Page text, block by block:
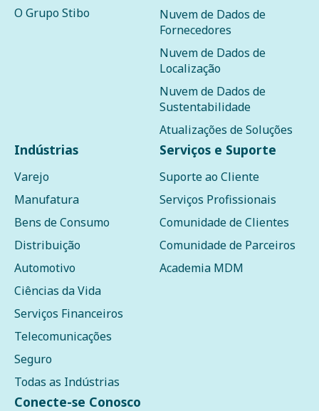
O Grupo Stibo
Nuvem de Dados de
Fornecedores
Nuvem de Dados de
Localização
Nuvem de Dados de
Sustentabilidade
Atualizações de Soluções
Indústrias
Varejo
Manufatura
Bens de Consumo
Distribuição
Automotivo
Ciências da Vida
Serviços Financeiros
Telecomunicações
Seguro
Todas as Indústrias
Serviços e Suporte
Suporte ao Cliente
Serviços Profissionais
Comunidade de Clientes
Comunidade de Parceiros
Academia MDM
Conecte-se Conosco